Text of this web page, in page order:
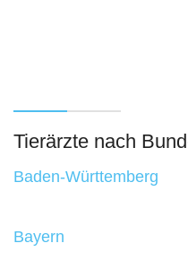
Tierärzte nach
Baden-Württemberg
Bayern